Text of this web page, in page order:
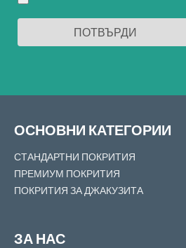
ОСНОВНИ КАТЕГОРИИ
СТАНДАРТНИ ПОКРИТИЯ
ПРЕМИУМ ПОКРИТИЯ
ПОКРИТИЯ ЗА ДЖАКУЗИТА
ЗА НАС